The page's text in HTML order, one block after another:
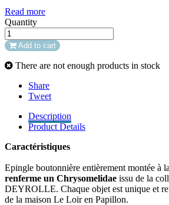
Read more
Quantity
Add to cart
There are not enough products in stock
Share
Tweet
Description
Product Details
Caractéristiques
Epingle boutonnière entièrement montée à
renferme un Chrysomelidae issu de la
DEYROLLE. Chaque objet est unique et
de la maison Le Loir en Papillon.